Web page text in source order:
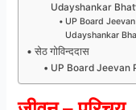
Udayshankar
UP Board
Udayshankar
सेठ गोविन्ददास
UP Board Jeevan